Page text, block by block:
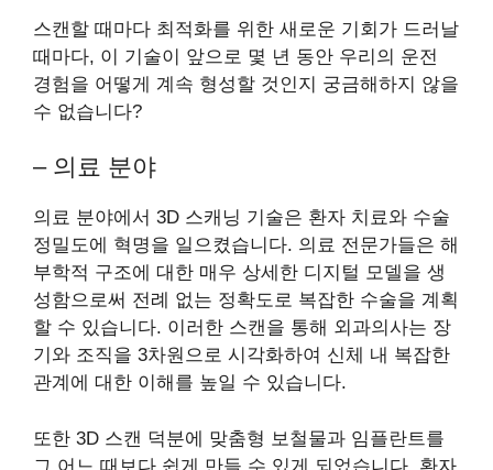
스캔할 때마다 최적화를 위한 새로운 기회가 드러날
때마다, 이 기술이 앞으로 몇 년 동안 우리의 운전
경험을 어떻게 계속 형성할 것인지 궁금해하지 않을
수 없습니다?
– 의료 분야
의료 분야에서 3D 스캐닝 기술은 환자 치료와 수술
정밀도에 혁명을 일으켰습니다. 의료 전문가들은 해
부학적 구조에 대한 매우 상세한 디지털 모델을 생
성함으로써 전례 없는 정확도로 복잡한 수술을 계획
할 수 있습니다. 이러한 스캔을 통해 외과의사는 장
기와 조직을 3차원으로 시각화하여 신체 내 복잡한
관계에 대한 이해를 높일 수 있습니다.
또한 3D 스캔 덕분에 맞춤형 보철물과 임플란트를
그 어느 때보다 쉽게 만들 수 있게 되었습니다. 환자